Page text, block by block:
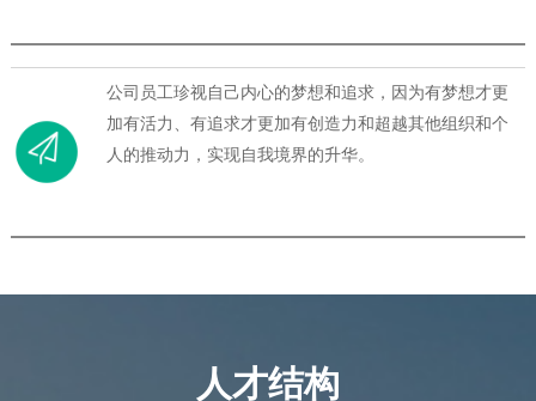
公司员工珍视自己内心的梦想和追求，因为有梦想才更
加有活力、有追求才更加有创造力和超越其他组织和个
人的推动力，实现自我境界的升华。
人才结构